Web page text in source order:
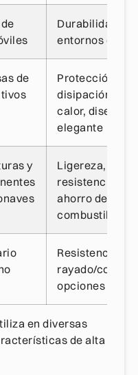
Durabilidad en
entornos
de
Protección,
disipación del
calor, diseño
elegante
y
Ligereza,
resistencia,
ahorro de
combustible
Resistencia al
rayado/
opciones de
en diversas
de alta